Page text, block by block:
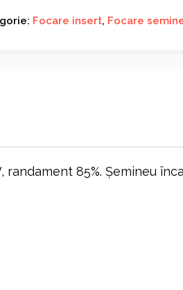
Focare insert, Focare
85%. Șemineu